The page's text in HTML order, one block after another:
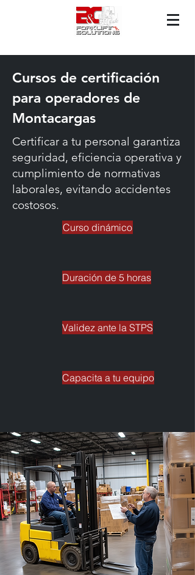
Cursos de certificación
para operadores de
Montacargas
Certificar a tu personal garantiza
seguridad, eficiencia operativa y
cumplimiento de normativas
laborales, evitando accidentes
costosos.
Curso dinámico
Duración de 5 horas
Validez ante la STPS
Capacita a tu equipo